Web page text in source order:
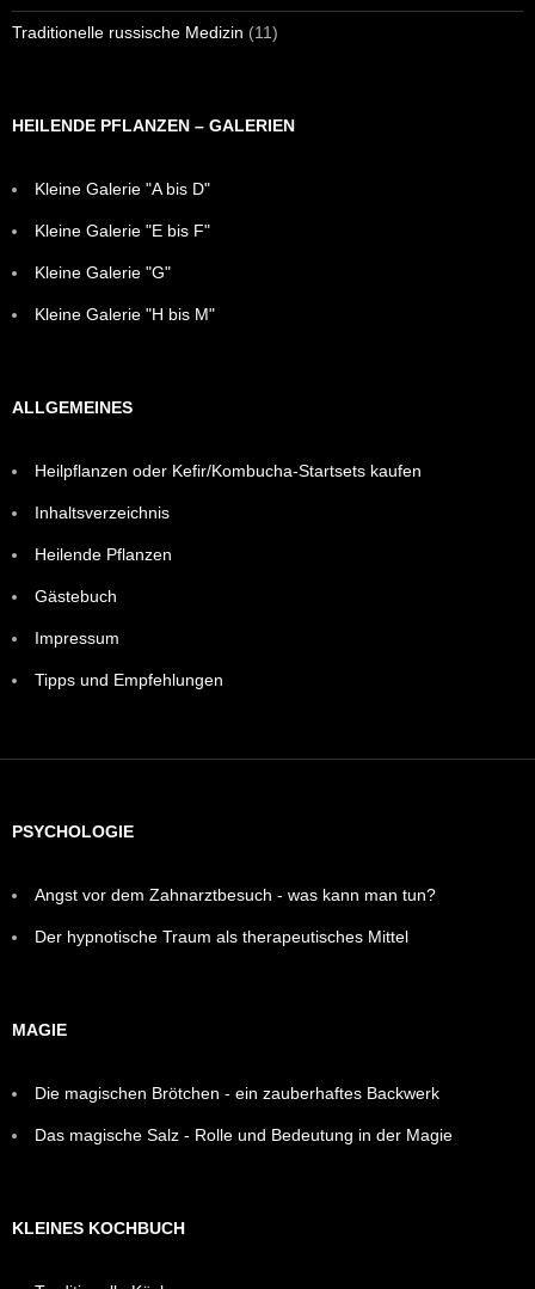
Traditionelle russische Medizin (11)
HEILENDE PFLANZEN – GALERIEN
Kleine Galerie "A bis D"
Kleine Galerie "E bis F"
Kleine Galerie "G"
Kleine Galerie "H bis M"
ALLGEMEINES
Heilpflanzen oder Kefir/Kombucha-Startsets kaufen
Inhaltsverzeichnis
Heilende Pflanzen
Gästebuch
Impressum
Tipps und Empfehlungen
PSYCHOLOGIE
Angst vor dem Zahnarztbesuch - was kann man tun?
Der hypnotische Traum als therapeutisches Mittel
MAGIE
Die magischen Brötchen - ein zauberhaftes Backwerk
Das magische Salz - Rolle und Bedeutung in der Magie
KLEINES KOCHBUCH